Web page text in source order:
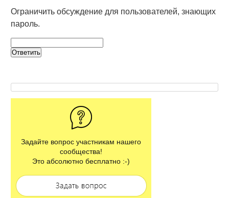
Ограничить обсуждение для пользователей, знающих
пароль.
Задайте вопрос участникам нашего
сообщества!
Это абсолютно бесплатно :-)